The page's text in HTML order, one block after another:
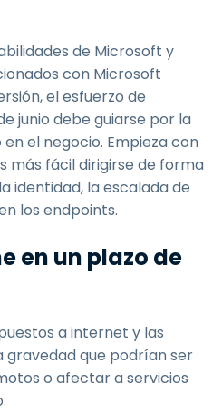
de Microsoft y
con Microsoft
el esfuerzo de
junio debe guiarse por la
el negocio. Empieza con
más fácil dirigirse de forma
identidad, la escalada de
los endpoints.
en un plazo de
a internet y las
gravedad que podrían ser
o afectar a servicios